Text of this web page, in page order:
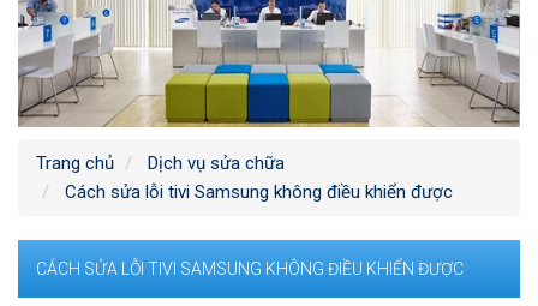
Trang chủ
Dịch vụ sửa chữa
Cách sửa lỗi tivi Samsung không điều khiển được
CÁCH SỬA LỖI TIVI SAMSUNG KHÔNG ĐIỀU KHIỂN ĐƯỢC